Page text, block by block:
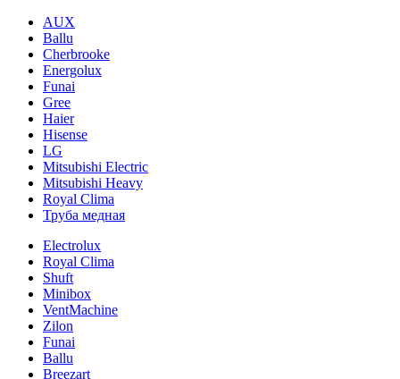
AUX
Ballu
Cherbrooke
Energolux
Funai
Gree
Haier
Hisense
LG
Mitsubishi Electric
Mitsubishi Heavy
Royal Clima
Труба медная
Electrolux
Royal Clima
Shuft
Minibox
VentMachine
Zilon
Funai
Ballu
Breezart